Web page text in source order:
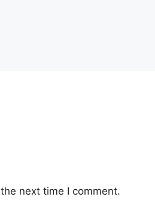
next time I comment.